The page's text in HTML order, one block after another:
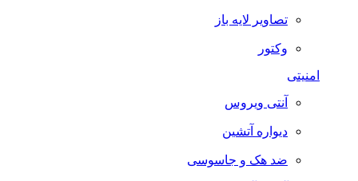
تصاویر لایه باز
وکتور
امنیتی
آنتی ویروس
دیواره آتشین
ضد هک و جاسوسی